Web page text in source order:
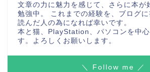
文章の力に魅力を感じて、さらに本が
勉強中。 これまでの経験を、ブログ
読んだ人の為になれば幸いです。
本と猫、PlayStation、パソコンを中
す。よろしくお願いします。
＼ Follow me ／